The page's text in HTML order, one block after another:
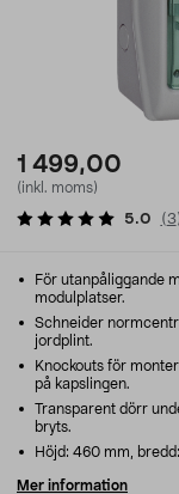
1 499,00
(inkl. moms)
5.0 (3
För utanpåliggande
modulplatser.
Schneider
jordplint.
Knockouts för
på kapslingen.
Transparent dörr
bryts.
Höjd: 460 mm,
Mer information